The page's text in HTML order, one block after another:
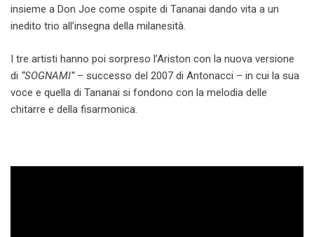
insieme a Don Joe come ospite di Tananai dando vita a un
inedito trio all’insegna della milanesità.
I tre artisti hanno poi sorpreso l’Ariston con la nuova versione
di “SOGNAMI”– successo del 2007 di Antonacci – in cui la sua
voce e quella di Tananai si fondono con la melodia delle
chitarre e della fisarmonica.